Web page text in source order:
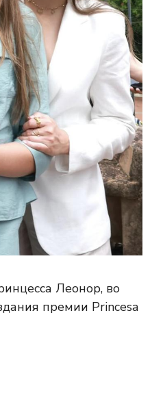
Леонор, во
премии Princesa